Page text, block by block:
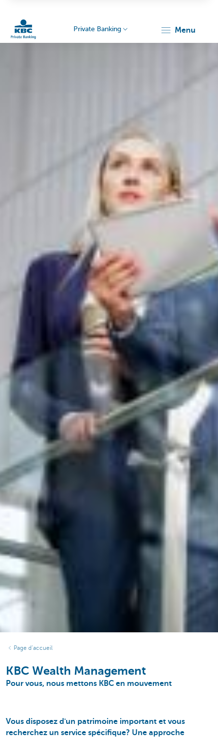
Private Banking menu
Page d’accueil
KBC Wealth Management
Pour vous, nous mettons KBC en mouvement
Vous disposez d'un patrimoine important et vous
recherchez un service spécifique? Une approche